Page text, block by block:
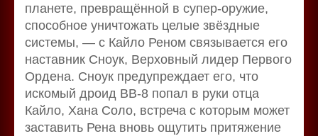
планете, превращённой в супер-оружие,
способное уничтожать целые звёздные
системы, — с Кайло Реном связывается его
наставник Сноук, Верховный лидер Первого
Ордена. Сноук предупреждает его, что
искомый дроид BB-8 попал в руки отца
Кайло, Хана Соло, встреча с которым может
заставить Рена вновь ощутить притяжение